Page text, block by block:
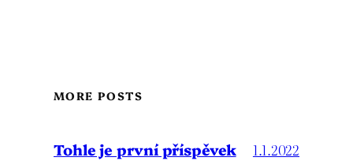
MORE POSTS
Tohle je první příspěvek 1.1.2022